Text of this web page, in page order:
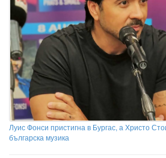
Луис Фонси пристигна в Бургас, а Христо
българска музика